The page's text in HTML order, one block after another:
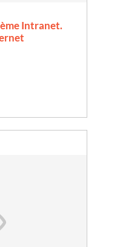
Intranet.